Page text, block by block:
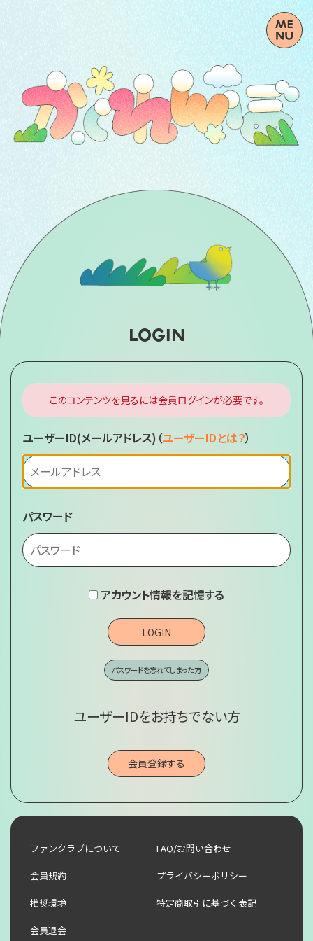
LOGIN
このコンテンツを見るには会員ログインが必要です。
ユーザーID(メールアドレス) （ユーザーIDとは？）
パスワード
アカウント情報を記憶する
LOGIN
パスワードを忘れてしまった方
ユーザーIDをお持ちでない方
会員登録する
ファンクラブについて FAQ/お問い合わせ
会員規約 プライバシーポリシー
推奨環境 特定商取引に基づく表記
会員退会